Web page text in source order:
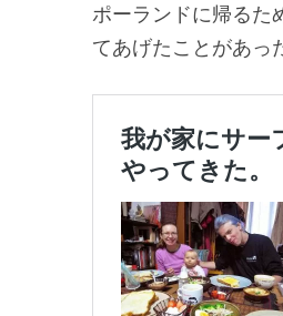
ポーランドに帰るた
てあげたことがあっ